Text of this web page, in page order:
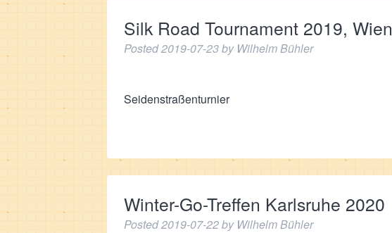
Silk Road Tournament 2019, Wien
Posted2019-07-23by Wilhelm Bühler
Seidenstraßenturnier
Winter-Go-Treffen Karlsruhe 2020
Posted2019-07-22by Wilhelm Bühler